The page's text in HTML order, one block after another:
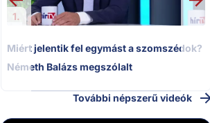
1.
Miért jelentik fel egymást a szomszédok?
Németh Balázs megszólalt
További népszerű videók